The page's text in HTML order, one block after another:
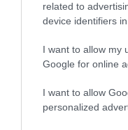
related to
device identifiers in
I want to allow my
Google for online
I want to allow
personalized